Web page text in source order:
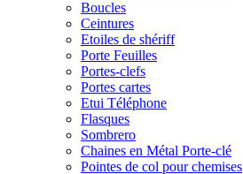
Boucles
Ceintures
Etoiles de shériff
Porte Feuilles
Portes-clefs
Portes cartes
Etui Téléphone
Flasques
Sombrero
Chaines en Métal Porte-clé
Pointes de col pour chemises